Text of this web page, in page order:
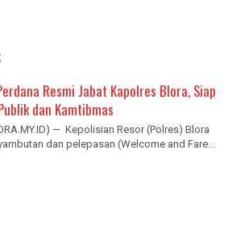
Resmi Jabat Kapolres Blora, Siap
dan Kamtibmas
— Kepolisian Resor (Polres) Blora
dan pelepasan (Welcome and Fare...